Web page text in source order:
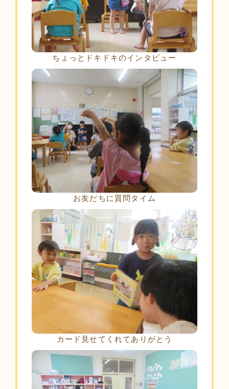
ちょっとドキドキのインタビュー
お友だちに質問タイム
カード見せてくれてありがとう